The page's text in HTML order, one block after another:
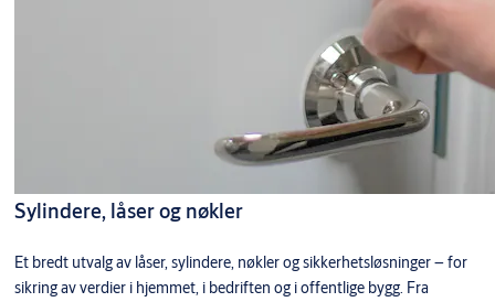
Sylindere, låser og nøkler
Et bredt utvalg av låser, sylindere, nøkler og sikkerhetsløsninger – for
sikring av verdier i hjemmet, i bedriften og i offentlige bygg. Fra